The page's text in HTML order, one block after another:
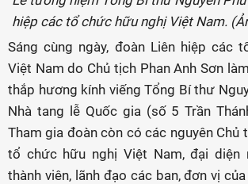
hiệp các tổ chức hữu nghị Việt Nam.
Sáng cùng ngày, đoàn Liên hiệp các
Việt Nam do Chủ tịch Phan Anh Sơn
thắp hương kính viếng Tổng Bí thư
Nhà tang lễ Quốc gia (số 5 Trần
Tham gia đoàn còn có các nguyên Chủ
tổ chức hữu nghị Việt Nam, đại
thành viên, lãnh đạo các ban, đơn vị